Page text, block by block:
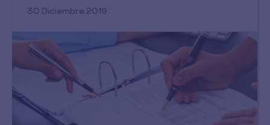
30 Diciembre 2019